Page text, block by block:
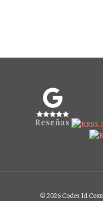
© 2026 Codes Id